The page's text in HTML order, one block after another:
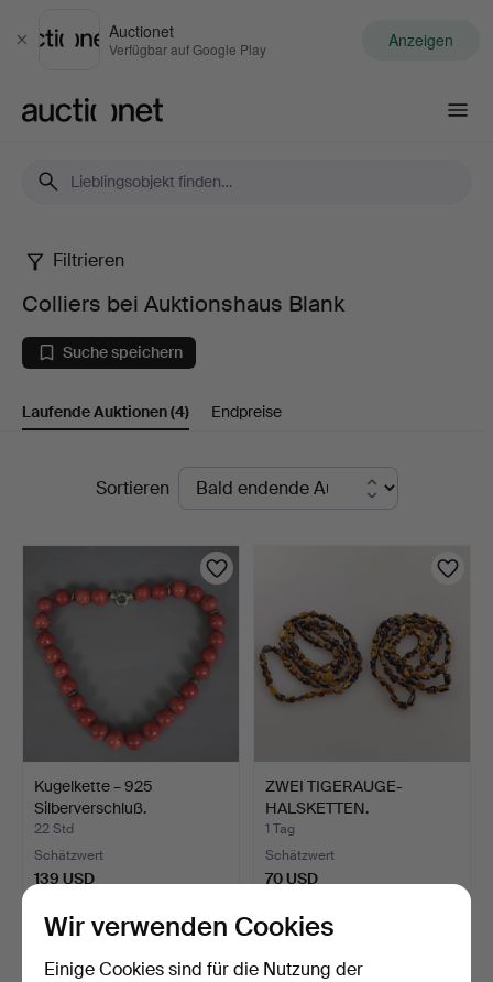
Schließen
Auctionet
Verfügbar auf Google Play Anzeigen
Colliers
bei
Auktionshaus
Blank
Filtrieren
Colliers bei Auktionshaus Blank
Suche speichern
Laufende Auktionen(4) Endpreise
LaufendeSortieren
Kugelkette – 925
Silberverschluß.
22 Std
Schätzwert
139 USD
ZWEI TIGERAUGE-
HALSKETTEN.
1 Tag
Schätzwert
70 USD
Wir verwenden Cookies
Einige Cookies sind für die Nutzung der